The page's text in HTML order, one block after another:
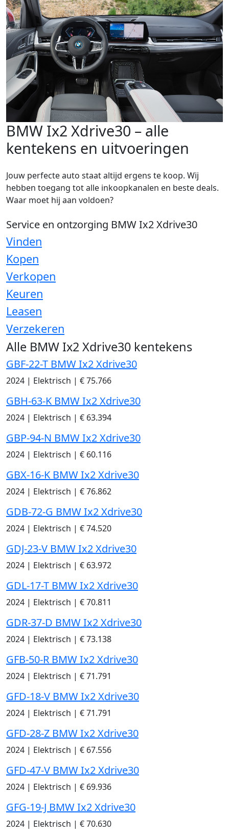
BMW Ix2 Xdrive30 – alle
kentekens en uitvoeringen
Jouw perfecte auto staat altijd ergens te koop. Wij
hebben toegang tot alle inkoopkanalen en beste deals.
Waar moet hij aan voldoen?
Service en ontzorging BMW Ix2 Xdrive30
Vinden
Kopen
Verkopen
Keuren
Leasen
Verzekeren
Alle BMW Ix2 Xdrive30 kentekens
GBF-22-T BMW Ix2 Xdrive30
2024 | Elektrisch | € 75.766
GBH-63-K BMW Ix2 Xdrive30
2024 | Elektrisch | € 63.394
GBP-94-N BMW Ix2 Xdrive30
2024 | Elektrisch | € 60.116
GBX-16-K BMW Ix2 Xdrive30
2024 | Elektrisch | € 76.862
GDB-72-G BMW Ix2 Xdrive30
2024 | Elektrisch | € 74.520
GDJ-23-V BMW Ix2 Xdrive30
2024 | Elektrisch | € 63.972
GDL-17-T BMW Ix2 Xdrive30
2024 | Elektrisch | € 70.811
GDR-37-D BMW Ix2 Xdrive30
2024 | Elektrisch | € 73.138
GFB-50-R BMW Ix2 Xdrive30
2024 | Elektrisch | € 71.791
GFD-18-V BMW Ix2 Xdrive30
2024 | Elektrisch | € 71.791
GFD-28-Z BMW Ix2 Xdrive30
2024 | Elektrisch | € 67.556
GFD-47-V BMW Ix2 Xdrive30
2024 | Elektrisch | € 69.936
GFG-19-J BMW Ix2 Xdrive30
2024 | Elektrisch | € 70.630